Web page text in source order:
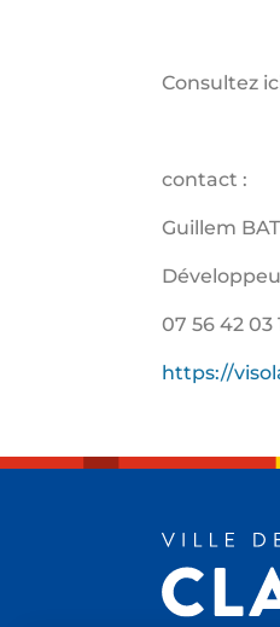
Consultez
contact :
Guillem
07 56 42 03
https://